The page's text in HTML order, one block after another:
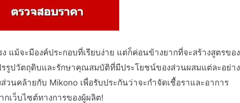
แม้จะมีองค์ประกอบที่เรียบง่าย แต่ก็ค่อนข้างยากที่จะสร้างสูตรของ
รูปวัตถุดิบและรักษาคุณสมบัติที่มีประโยชน์ของส่วนผสมแต่ละอย่าง
นคล้ายกับ Mikono เพื่อรับประกันว่าจะกำจัดเชื้อราและอาการ
เว็บไซต์ทางการของผู้ผลิต!